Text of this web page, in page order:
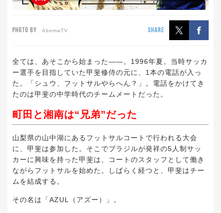
PHOTO BY AbemaTV SHARE
全ては、あそこから始まった——。1996年夏。当時サッカ
ー選手を目指していた甲斐修侍の元に、1本の電話が入っ
た。「シュウ、フットサルやらへん？」。電話をかけてき
たのは甲斐の中学時代のチームメートだった。
町田と湘南は“兄弟”だった
山梨県の山中湖にあるフットサルコートで行われる大会
に、甲斐は参加した。そこでブラジルが発祥の5人制サッ
カーに興味を持った甲斐は、コートのスタッフとして働き
ながらフットサルを始めた。しばらく経つと、甲斐はチー
ムを結成する。
その名は「AZUL（アズー）」。